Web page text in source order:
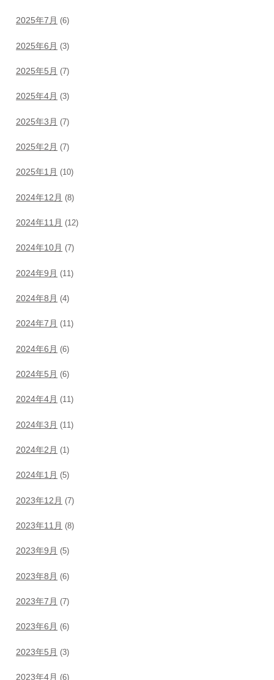
2025年7月 (6)
2025年6月 (3)
2025年5月 (7)
2025年4月 (3)
2025年3月 (7)
2025年2月 (7)
2025年1月 (10)
2024年12月 (8)
2024年11月 (12)
2024年10月 (7)
2024年9月 (11)
2024年8月 (4)
2024年7月 (11)
2024年6月 (6)
2024年5月 (6)
2024年4月 (11)
2024年3月 (11)
2024年2月 (1)
2024年1月 (5)
2023年12月 (7)
2023年11月 (8)
2023年9月 (5)
2023年8月 (6)
2023年7月 (7)
2023年6月 (6)
2023年5月 (3)
2023年4月 (6)